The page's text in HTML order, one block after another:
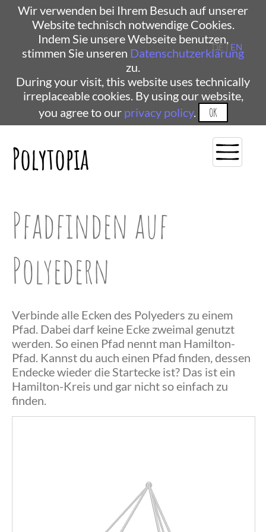
Wir verwenden bei Ihrem Besuch auf unserer
Website technisch notwendige Cookies.
Indem Sie unsere Webseite benutzen,
stimmen Sie unseren Datenschutzerklärung
zu.
During your visit, this website uses technically
irreplaceable cookies. By using our website,
you agree to our privacy policy. OK
Polytopia
DE | EN
Pfadfinden auf
Polyedern
Verbinde alle Ecken des Polyeders zu einem
Pfad. Dabei darf keine Ecke zweimal genutzt
werden. So einen Pfad nennt man Hamilton-
Pfad. Kannst du auch einen Pfad finden, dessen
Endecke wieder die Startecke ist? Das ist ein
Hamilton-Kreis und gar nicht so einfach zu
finden.
Glückwunsch,
Herzlichen
Glückwunsch,
Das war